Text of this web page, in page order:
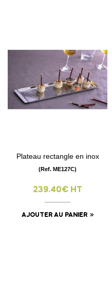
Plateau rectangle en inox
(Ref. ME127C)
239.40€ HT
AJOUTER AU PANIER